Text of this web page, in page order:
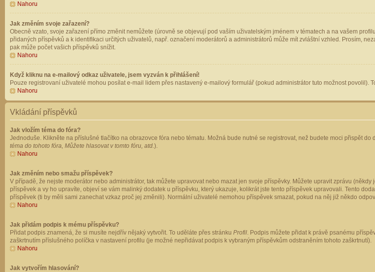
Nahoru
Jak změním svoje zařazení?
Obecně vzato, svoje zařazení přímo změnit nemůžete (úrovně se objevují pod vaším uživatelským jménem v tématech a na vašem
přidaných příspěvků a k identifikaci určitých uživatelů, např. označení moderátorů a administrátorů může mít zvláštní vzhled. Prosím,
pak může počet vašich příspěvků snížit.
Nahoru
Když kliknu na e-mailový odkaz uživatele, jsem vyzván k přihlášení!
Pouze registrovaní uživatelé mohou posílat e-mail lidem přes nastavený e-mailový formulář (pokud administrátor tuto možnost
Nahoru
Vkládání příspěvků
Jak vložím téma do fóra?
Jednoduše. Klikněte na příslušné tlačítko na obrazovce fóra nebo tématu. Možná bude nutné se registrovat, než budete moci přispět
téma do tohoto fóra, Můžete hlasovat v tomto fóru, atd.).
Nahoru
Jak změním nebo smažu příspěvek?
V případě, že nejste moderátor nebo administrátor, tak můžete upravovat nebo mazat jen svoje příspěvky. Můžete upravit zprávu
příspěvek a vy ho upravíte, objeví se vám malinký dodatek u příspěvku, který ukazuje, kolikrát jste tento příspěvek upravovali. Tento
příspěvek (ti by měli sami zanechat vzkaz proč jej změnili). Normální uživatelé nemohou příspěvek smazat, pokud na něj již někdo
Nahoru
Jak přidám podpis k mému příspěvku?
Přidat podpis znamená, že si musíte nejdřív nějaký vytvořit. To uděláte přes stránku Profil. Podpis můžete přidat k právě psanému
zaškrtnutím příslušného políčka v nastavení profilu (je možné nepřidávat podpis k vybraným příspěvkům odstraněním tohoto zaškrtnutí).
Nahoru
Jak vytvořím hlasování?